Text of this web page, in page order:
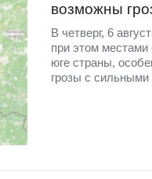
возможны
В четверг, 6
при этом
юге страны,
грозы с